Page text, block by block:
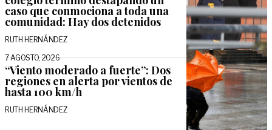
caso que conmociona a toda una
comunidad: Hay dos detenidos
RUTH HERNÁNDEZ
7 AGOSTO, 2026
“Viento moderado a fuerte”: Dos
regiones en alerta por vientos de
hasta 100 km/h
RUTH HERNÁNDEZ